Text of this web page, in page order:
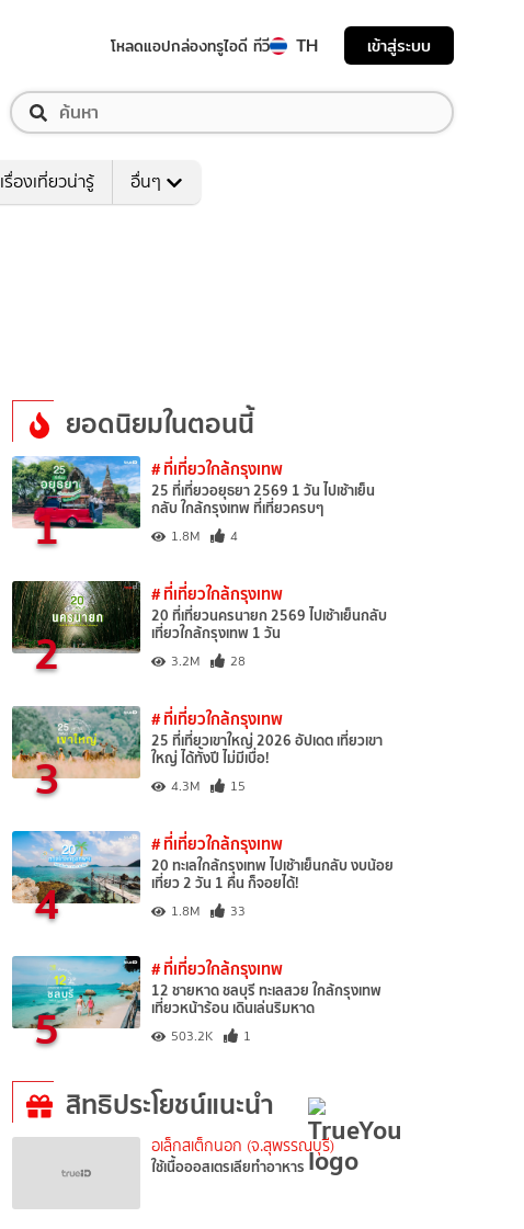
โหลดแอปกล่องทรูไอดี ทีวี TH เข้าสู่ระบบ
เรื่องเที่ยวน่ารู้ อื่นๆ
ยอดนิยมในตอนนี้
1
# ที่เที่ยวใกล้กรุงเทพ
25 ที่เที่ยวอยุธยา 2569 1 วัน ไปเช้าเย็น
กลับ ใกล้กรุงเทพ ที่เที่ยวครบๆ
1.8M 4
2
# ที่เที่ยวใกล้กรุงเทพ
20 ที่เที่ยวนครนายก 2569 ไปเช้าเย็นกลับ
เที่ยวใกล้กรุงเทพ 1 วัน
3.2M 28
3
# ที่เที่ยวใกล้กรุงเทพ
25 ที่เที่ยวเขาใหญ่ 2026 อัปเดต เที่ยวเขา
ใหญ่ ได้ทั้งปี ไม่มีเบื่อ!
4.3M 15
4
# ที่เที่ยวใกล้กรุงเทพ
20 ทะเลใกล้กรุงเทพ ไปเช้าเย็นกลับ งบน้อย
เที่ยว 2 วัน 1 คืน ก็จอยได้!
1.8M 33
5
# ที่เที่ยวใกล้กรุงเทพ
12 ชายหาด ชลบุรี ทะเลสวย ใกล้กรุงเทพ
เที่ยวหน้าร้อน เดินเล่นริมหาด
503.2K 1
สิทธิประโยชน์แนะนำ
อเล็กสเต็กนอก (จ.สุพรรณบุรี)
ใช้เนื้อออสเตรเลียทำอาหาร